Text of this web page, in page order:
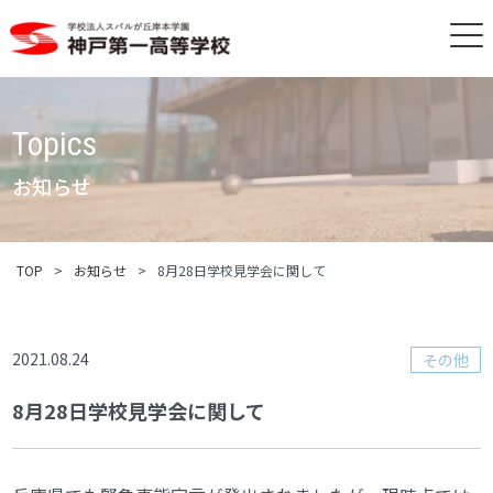
Topics
お知らせ
TOP > お知らせ > 8月28日学校見学会に関して
2021.08.24 その他
8月28日学校見学会に関して